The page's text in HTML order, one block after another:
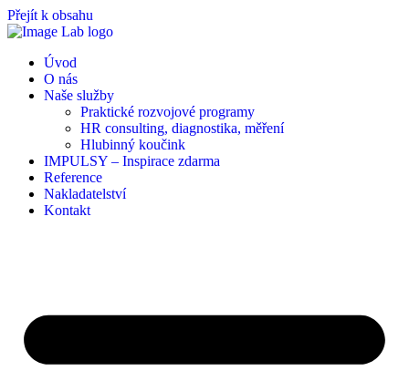
Přejít k obsahu
Úvod
O nás
Naše služby
Praktické rozvojové programy
HR consulting, diagnostika, měření
Hlubinný koučink
IMPULSY – Inspirace zdarma
Reference
Nakladatelství
Kontakt